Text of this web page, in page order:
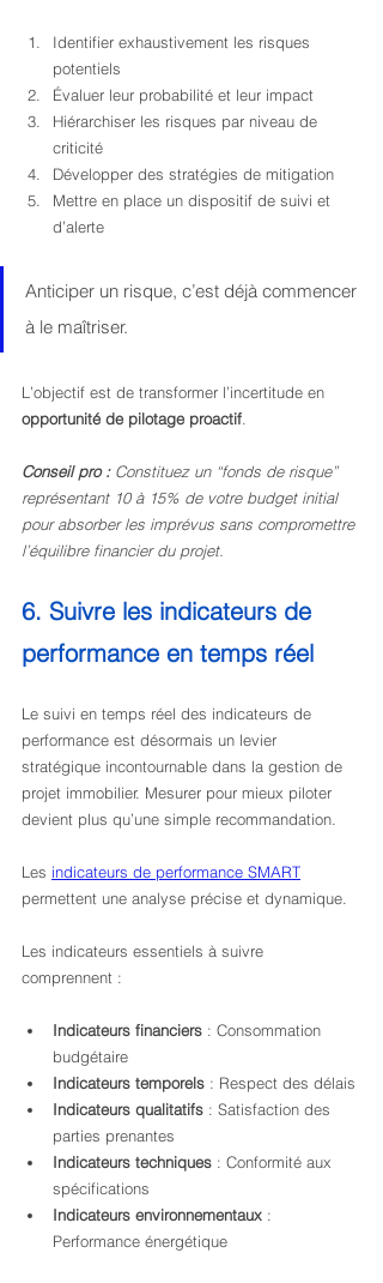
Identifier exhaustivement les risques
potentiels
Évaluer leur probabilité et leur impact
Hiérarchiser les risques par niveau de
criticité
Développer des stratégies de mitigation
Mettre en place un dispositif de suivi et
d’alerte
Anticiper un risque, c’est déjà commencer
à le maîtriser.
L’objectif est de transformer l’incertitude en
opportunité de pilotage proactif
Conseil pro : Constituez un “fonds de risque”
représentant 10 à 15% de votre budget initial
pour absorber les imprévus sans compromettre
l’équilibre financier du projet.
6. Suivre les indicateurs de
performance en temps réel
Le suivi en temps réel des indicateurs de
performance est désormais un levier
stratégique incontournable dans la gestion de
projet immobilier. Mesurer pour mieux piloter
devient plus qu’une simple recommandation.
Les indicateurs de performance SMART
permettent une analyse précise et dynamique.
Les indicateurs essentiels à suivre
comprennent :
Indicateurs financiers : Consommation
budgétaire
Indicateurs temporels : Respect des délais
Indicateurs qualitatifs : Satisfaction des
parties prenantes
Indicateurs techniques : Conformité aux
spécifications
Indicateurs environnementaux :
Performance énergétique